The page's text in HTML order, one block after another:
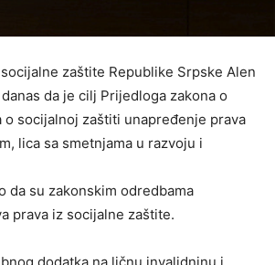
zaštite Republike Srpske Alen
da je cilj Prijedloga zakona o
o socijalnoj zaštiti unapređenje prava
lica sa smetnjama u razvoju i
da su zakonskim odredbama
prava iz socijalne zaštite.